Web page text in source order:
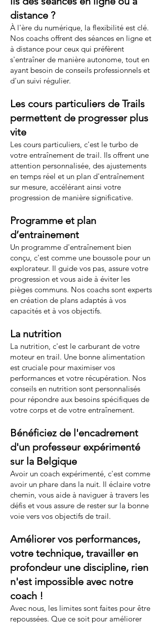
distance ?
À l'ère du numérique, la flexibilité est clé.
Nos coachs offrent des séances en ligne et
à distance pour ceux qui préfèrent
s'entraîner de manière autonome, tout en
ayant besoin de conseils professionnels et
d'un suivi régulier.
Les cours particuliers de Trails
permettent de progresser plus
vite
Les cours particuliers, c'est le turbo de
votre entraînement de trail. Ils offrent une
attention personnalisée, des ajustements
en temps réel et un plan d'entraînement
sur mesure, accélérant ainsi votre
progression de manière significative.
Programme et plan
d’entrainement
Un programme d'entraînement bien
conçu, c'est comme une boussole pour un
explorateur. Il guide vos pas, assure votre
progression et vous aide à éviter les
pièges communs. Nos coachs sont experts
en création de plans adaptés à vos
capacités et à vos objectifs.
La nutrition
La nutrition, c'est le carburant de votre
moteur en trail. Une bonne alimentation
est cruciale pour maximiser vos
performances et votre récupération. Nos
conseils en nutrition sont personnalisés
pour répondre aux besoins spécifiques de
votre corps et de votre entraînement.
Bénéficiez de l'encadrement
d'un professeur expérimenté
sur la Belgique
Avoir un coach expérimenté, c'est comme
avoir un phare dans la nuit. Il éclaire votre
chemin, vous aide à naviguer à travers les
défis et vous assure de rester sur la bonne
voie vers vos objectifs de trail.
Améliorer vos performances,
votre technique, travailler en
profondeur une discipline, rien
n'est impossible avec notre
coach !
Avec nous, les limites sont faites pour être
repoussées. Que ce soit pour améliorer